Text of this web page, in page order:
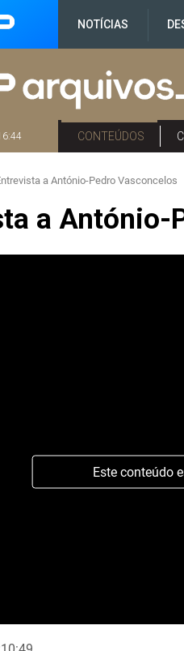
NOTÍCIAS
CONTEÚDOS
a António-Pedro Vasconcelos
a António-
Este conteúdo